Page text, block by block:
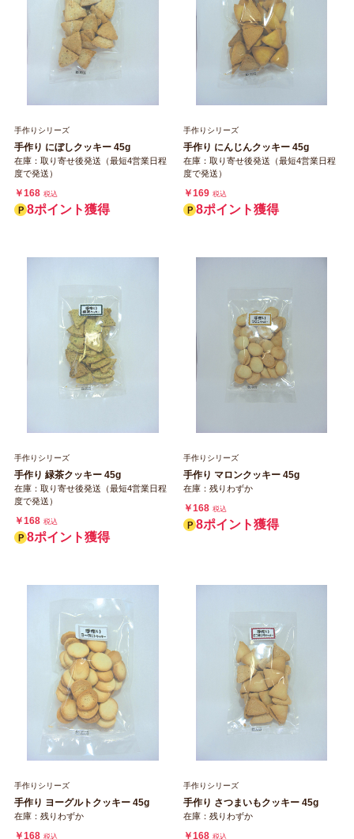
手作りシリーズ
手作り にぼしクッキー 45g
在庫：取り寄せ後発送（最短4営業日程
度で発送）
￥168 税込
8ポイント獲得
手作りシリーズ
手作り にんじんクッキー 45g
在庫：取り寄せ後発送（最短4営業日程
度で発送）
￥169 税込
8ポイント獲得
手作りシリーズ
手作り 緑茶クッキー 45g
在庫：取り寄せ後発送（最短4営業日程
度で発送）
￥168 税込
8ポイント獲得
手作りシリーズ
手作り マロンクッキー 45g
在庫：残りわずか
￥168 税込
8ポイント獲得
手作りシリーズ
手作り ヨーグルトクッキー 45g
在庫：残りわずか
￥168 税込
手作りシリーズ
手作り さつまいもクッキー 45g
在庫：残りわずか
￥168 税込